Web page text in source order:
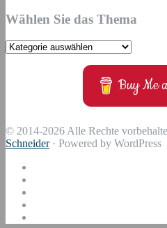
Wählen Sie das Thema
Wählen
Buy Me
© 2014-2026 Alle Rechte
Schneider· Powered by WordPress